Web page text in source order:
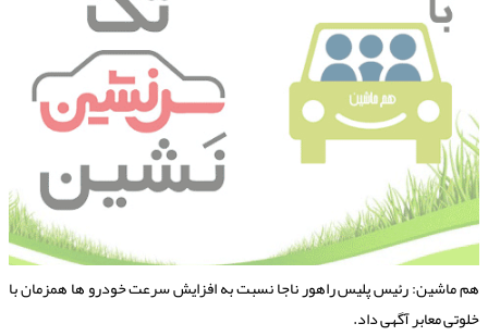
ماشین: رئیس پلیس راهور ناجا نسبت به افزایش سرعت خودرو ها همزمان با
معابر آگهی داد.